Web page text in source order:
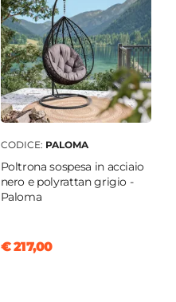
CODICE: PALOMA
Poltrona sospesa in acciaio
nero e polyrattan grigio -
Paloma
€ 217,00